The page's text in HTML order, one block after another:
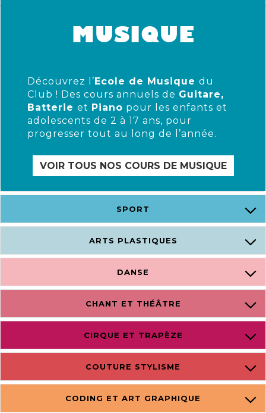
MUSIQUE
Découvrez l’Ecole de Musique du
Club ! Des cours annuels de Guitare,
Batterie et Piano pour les enfants et
adolescents de 2 à 17 ans, pour
progresser tout au long de l’année.
VOIR TOUS NOS COURS DE MUSIQUE
SPORT
ARTS PLASTIQUES
DANSE
CHANT ET THÉÂTRE
CIRQUE ET TRAPÈZE
COUTURE STYLISME
CODING ET ART GRAPHIQUE